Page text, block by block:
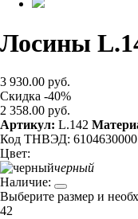
Лосины
3 930.00 руб.
Скидка -40%
2 358.00 руб.
Артикул: L.142
Код ТНВЭД: 6104630000
Цвет:
черный
Наличие:
Выберите размер и
42